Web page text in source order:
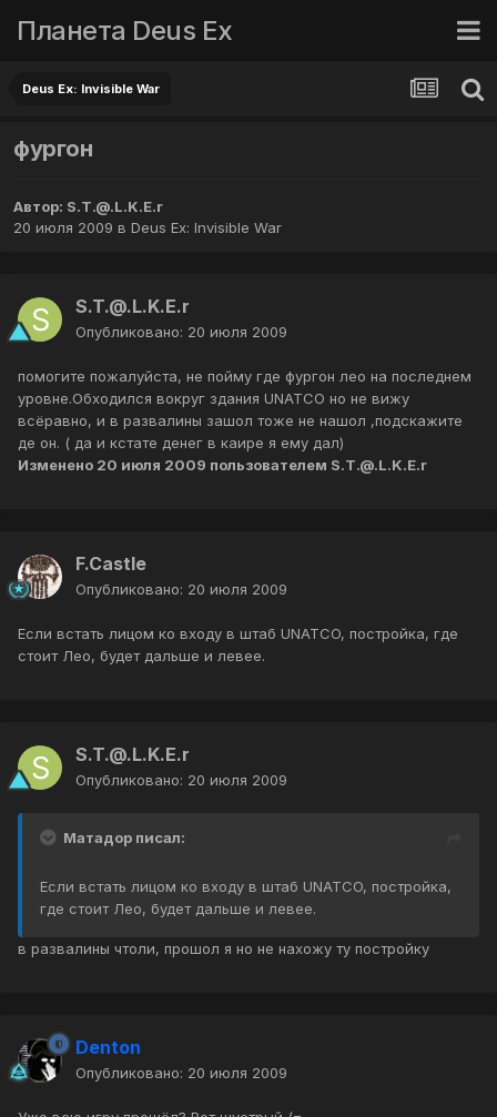
Планета Deus Ex
Deus Ex: Invisible War
фургон
Автор: S.T.@.L.K.E.r
20 июля 2009 в Deus Ex: Invisible War
S.T.@.L.K.E.r
Опубликовано: 20 июля 2009
помогите пожалуйста, не пойму где фургон лео на последнем
уровне.Обходился вокруг здания UNATCO но не вижу
всёравно, и в развалины зашол тоже не нашол ,подскажите
де он. ( да и кстате денег в каире я ему дал)
Изменено 20 июля 2009 пользователем S.T.@.L.K.E.r
F.Castle
Опубликовано: 20 июля 2009
Если встать лицом ко входу в штаб UNATCO, постройка, где
стоит Лео, будет дальше и левее.
S.T.@.L.K.E.r
Опубликовано: 20 июля 2009
Матадор писал:
Если встать лицом ко входу в штаб UNATCO, постройка,
где стоит Лео, будет дальше и левее.
в развалины чтоли, прошол я но не нахожу ту постройку
Denton
Опубликовано: 20 июля 2009